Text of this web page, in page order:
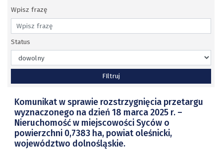
Wpisz frazę
Status
FIltruj
Komunikat w sprawie rozstrzygnięcia przetargu
wyznaczonego na dzień 18 marca 2025 r. –
Nieruchomość w miejscowości Syców o
powierzchni 0,7383 ha, powiat oleśnicki,
województwo dolnośląskie.